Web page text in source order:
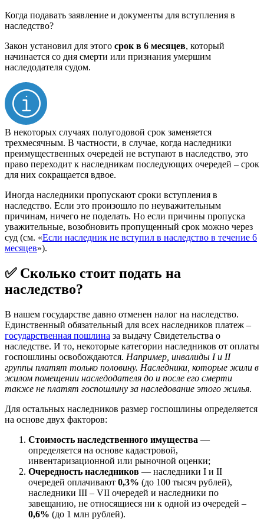
Когда подавать заявление и документы для вступления в
наследство?
Закон установил для этого срок в 6 месяцев, который
начинается со дня смерти или признания умершим
наследодателя судом.
В некоторых случаях полугодовой срок заменяется
трехмесячным. В частности, в случае, когда наследники
преимущественных очередей не вступают в наследство, это
право переходит к наследникам последующих очередей – срок
для них сокращается вдвое.
Иногда наследники пропускают сроки вступления в
наследство. Если это произошло по неуважительным
причинам, ничего не поделать. Но если причины пропуска
уважительные, возобновить пропущенный срок можно через
суд (см. «Если наследник не вступил в наследство в течение 6
месяцев»).
✅ Сколько стоит подать на
наследство?
В нашем государстве давно отменен налог на наследство.
Единственный обязательный для всех наследников платеж –
государственная пошлина за выдачу Свидетельства о
наследстве. И то, некоторые категории наследников от оплаты
госпошлины освобождаются. Например, инвалиды I и II
группы платят только половину. Наследники, которые жили в
жилом помещении наследодателя до и после его смерти
также не платят госпошлину за наследование этого жилья.
Для остальных наследников размер госпошлины определяется
на основе двух факторов:
Стоимость наследственного имущества —
определяется на основе кадастровой,
инвентаризационной или рыночной оценки;
Очередность наследников — наследники I и II
очередей оплачивают 0,3% (до 100 тысяч рублей),
наследники III – VII очередей и наследники по
завещанию, не относящиеся ни к одной из очередей –
0,6% (до 1 млн рублей).